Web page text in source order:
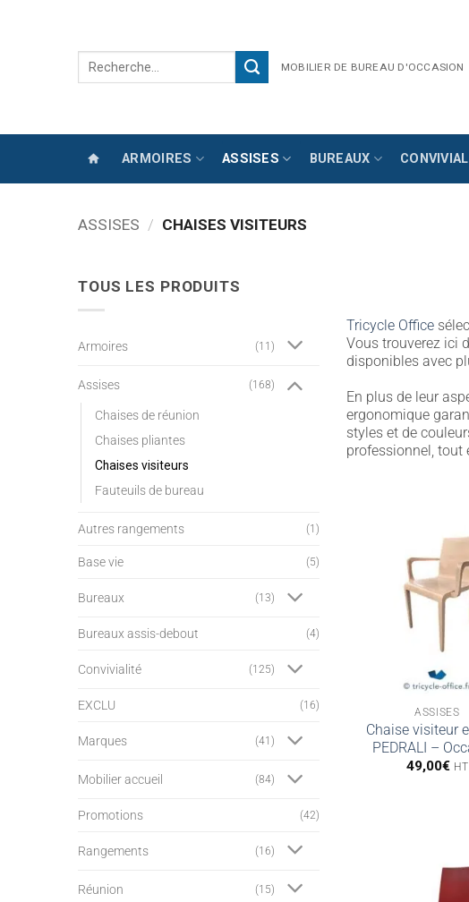
Recherche
MOBILIER DE BUREAU D'OCCASION
ARMOIRES ASSISES BUREAUX
ASSISES / CHAISES VISITEURS
TOUS LES PRODUITS
Armoires (11)
Assises (168)
Chaises de réunion
Chaises pliantes
Chaises visiteurs
Fauteuils de bureau
Autres rangements (1)
Base vie (5)
Bureaux (13)
Bureaux assis-debout (4)
Convivialité (125)
EXCLU (16)
Marques (41)
Mobilier accueil (84)
Promotions (42)
Rangements (16)
Réunion (15)
Tricycle Office
Vous trouverez ici
disponibles avec
En plus de leur
ergonomique
styles et de
professionnel, tout
ASSISES
Chaise visiteur
PEDRALI –
49,00€ HT